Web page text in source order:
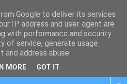
Google to deliver its services
IP address and user-agent are
with performance and security
of service, generate usage
address abuse.
MORE GOT IT